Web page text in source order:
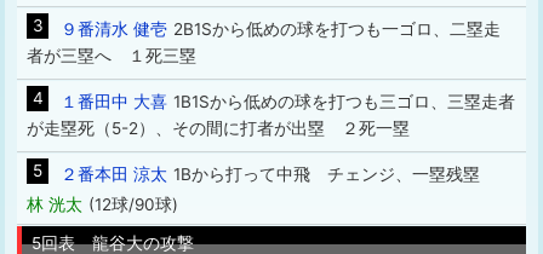
3
９番清水 健壱 2B1Sから低めの球を打つも一ゴロ、二塁走
者が三塁へ １死三塁
4 １番田中 大喜 1B1Sから低めの球を打つも三ゴロ、三塁走者
が走塁死（5-2）、その間に打者が出塁 ２死一塁
5 ２番本田 涼太 1Bから打って中飛 チェンジ、一塁残塁
林 洸太 (12球/90球)
5回表 龍谷大の攻撃